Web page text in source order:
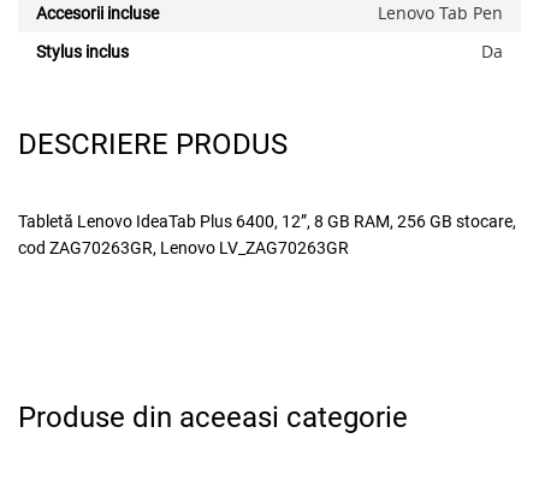
Accesorii incluse Lenovo Tab Pen
Stylus inclus Da
DESCRIERE PRODUS
Tabletă Lenovo IdeaTab Plus 6400, 12”, 8 GB RAM, 256 GB stocare,
cod ZAG70263GR, Lenovo LV_ZAG70263GR
Produse din aceeasi categorie